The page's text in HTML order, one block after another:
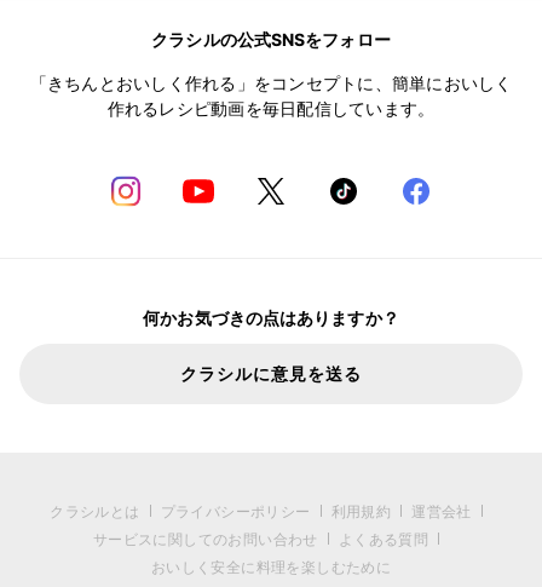
クラシルの公式SNSをフォロー
「きちんとおいしく作れる」をコンセプトに、簡単においしく
作れるレシピ動画を毎日配信しています。
何かお気づきの点はありますか？
クラシルに意見を送る
クラシルとは プライバシーポリシー 利用規約
運営会社
サービスに関してのお問い合わせ
よくある質問
おいしく安全に料理を楽しむために